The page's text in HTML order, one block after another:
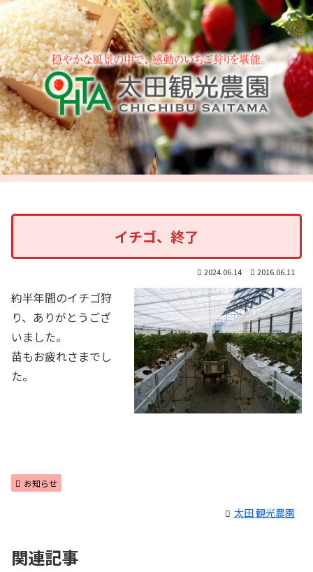
イチゴ、終了
2024.06.14 2016.06.11
約半年間のイチゴ狩
り、ありがとうござ
いました。
苗もお疲れさまでし
た。
お知らせ
太田 観光農園
関連記事